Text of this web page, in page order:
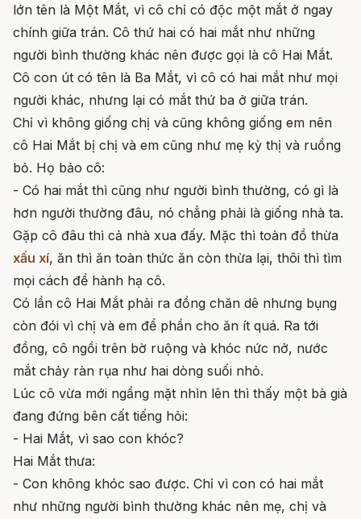
lớn tên là Một Mắt, vì cô chỉ có độc một mắt ở ngay
chính giữa trán. Cô thứ hai có hai mắt như những
người bình thường khác nên được gọi là cô Hai Mắt.
Cô con út có tên là Ba Mắt, vì cô có hai mắt như mọi
người khác, nhưng lại có mắt thứ ba ở giữa trán.
Chỉ vì không giống chị và cũng không giống em nên
cô Hai Mắt bị chị và em cũng như mẹ kỳ thị và ruồng
bỏ. Họ bảo cô:
- Có hai mắt thì cũng như người bình thường, có gì là
hơn người thường đâu, nó chẳng phải là giống nhà ta.
Gặp cô đâu thì cả nhà xua đấy. Mặc thì toàn đồ thừa
xấu xí, ăn thì ăn toàn thức ăn còn thừa lại, thôi thì tìm
mọi cách để hành hạ cô.
Có lần cô Hai Mắt phải ra đồng chăn dê nhưng bụng
còn đói vì chị và em để phần cho ăn ít quá. Ra tới
đồng, cô ngồi trên bờ ruộng và khóc nức nở, nước
mắt chảy ràn rụa như hai dòng suối nhỏ.
Lúc cô vừa mới ngẩng mặt nhìn lên thì thấy một bà già
đang đứng bên cất tiếng hỏi:
- Hai Mắt, vì sao con khóc?
Hai Mắt thưa:
- Con không khóc sao được. Chỉ vì con có hai mắt
như những người bình thường khác nên mẹ, chị và